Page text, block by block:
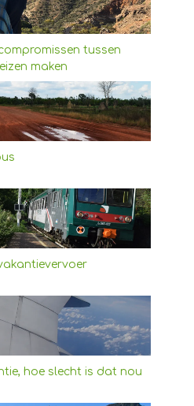
tussen
maken
hoe slecht is dat nou